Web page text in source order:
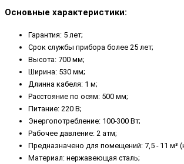
Основные характеристики:
Гарантия: 5 лет;
Срок службы прибора более 25 лет;
Высота: 700 мм;
Ширина: 530 мм;
Длинна кабеля: 1 м;
Расстояние по осям: 500 мм;
Питание: 220 В;
Энергопотребление: 100-300 Вт;
Рабочее давление: 2 атм;
Предназначено для помещений: 7,5 - 11 м³
Материал: нержавеющая сталь;